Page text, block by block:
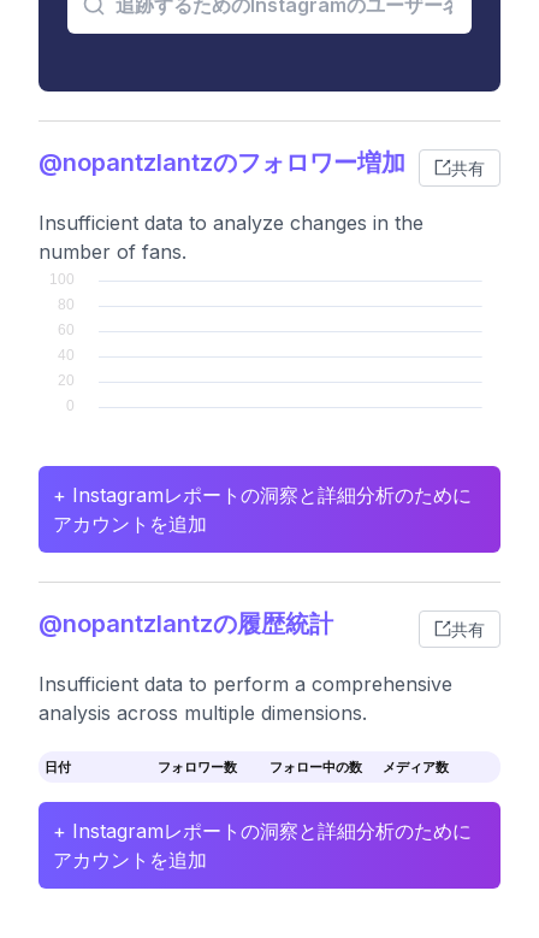
@nopantzlantzのフォロワー増加 共有
Insufficient data to analyze changes in the
number of fans.
+ Instagramレポートの洞察と詳細分析のために
アカウントを追加
@nopantzlantzの履歴統計 共有
Insufficient data to perform a comprehensive
analysis across multiple dimensions.
日付 フォロワー数 フォロー中の数 メディア数
+ Instagramレポートの洞察と詳細分析のために
アカウントを追加